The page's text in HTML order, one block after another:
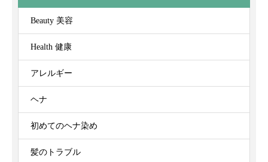
Beauty 美容
Health 健康
アレルギー
ヘナ
初めてのヘナ染め
髪のトラブル